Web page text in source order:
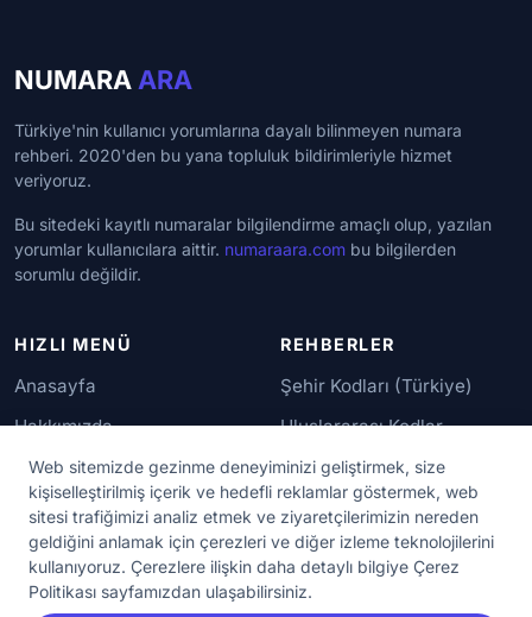
Web sitemizde gezinme deneyiminizi geliştirmek, size
kişiselleştirilmiş içerik ve hedefli reklamlar göstermek, web
sitesi trafiğimizi analiz etmek ve ziyaretçilerimizin nereden
geldiğini anlamak için çerezleri ve diğer izleme teknolojilerini
kullanıyoruz. Çerezlere ilişkin daha detaylı bilgiye Çerez
Politikası sayfamızdan ulaşabilirsiniz.
NUMARA ARA
Türkiye'nin kullanıcı yorumlarına dayalı bilinmeyen numara
rehberi. 2020'den bu yana topluluk bildirimleriyle hizmet
veriyoruz.
Bu sitedeki kayıtlı numaralar bilgilendirme amaçlı olup, yazılan
yorumlar kullanıcılara aittir. numaraara.com bu bilgilerden
sorumlu değildir.
HIZLI MENÜ
Anasayfa
Hakkımızda
İletişim
REHBERLER
Şehir Kodları (Türkiye)
Uluslararası Kodlar
Güvenilir Numaralar
YASAL KORUMA
Kullanım Koşulları